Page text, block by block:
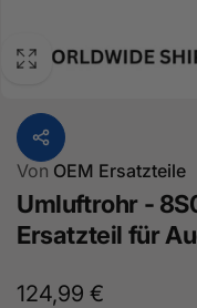
Von OEM Ersatzteile
Umluftrohr -
Ersatzteil für
Normaler
124,99 €